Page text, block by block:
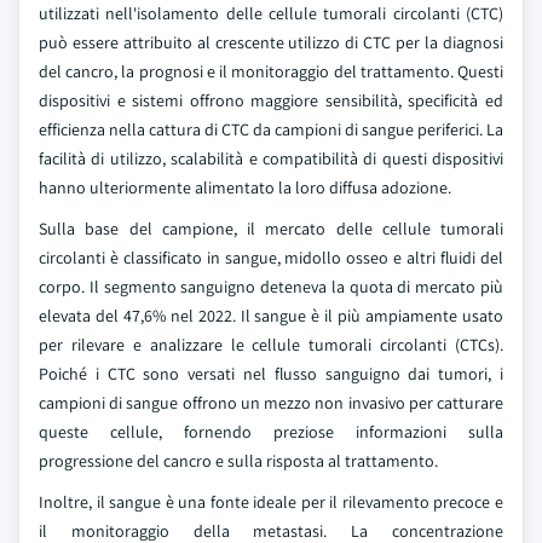
utilizzati nell'isolamento delle cellule tumorali circolanti (CTC)
può essere attribuito al crescente utilizzo di CTC per la diagnosi
del cancro, la prognosi e il monitoraggio del trattamento. Questi
dispositivi e sistemi offrono maggiore sensibilità, specificità ed
efficienza nella cattura di CTC da campioni di sangue periferici. La
facilità di utilizzo, scalabilità e compatibilità di questi dispositivi
hanno ulteriormente alimentato la loro diffusa adozione.
Sulla base del campione, il mercato delle cellule tumorali
circolanti è classificato in sangue, midollo osseo e altri fluidi del
corpo. Il segmento sanguigno deteneva la quota di mercato più
elevata del 47,6% nel 2022. Il sangue è il più ampiamente usato
per rilevare e analizzare le cellule tumorali circolanti (CTCs).
Poiché i CTC sono versati nel flusso sanguigno dai tumori, i
campioni di sangue offrono un mezzo non invasivo per catturare
queste cellule, fornendo preziose informazioni sulla
progressione del cancro e sulla risposta al trattamento.
Inoltre, il sangue è una fonte ideale per il rilevamento precoce e
il monitoraggio della metastasi. La concentrazione